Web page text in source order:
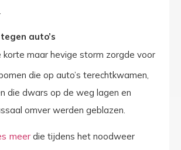
auto’s
maar hevige storm zorgde voor
die op auto’s terechtkwamen,
die dwars op de weg lagen en
omver werden geblazen.
die tijdens het noodweer